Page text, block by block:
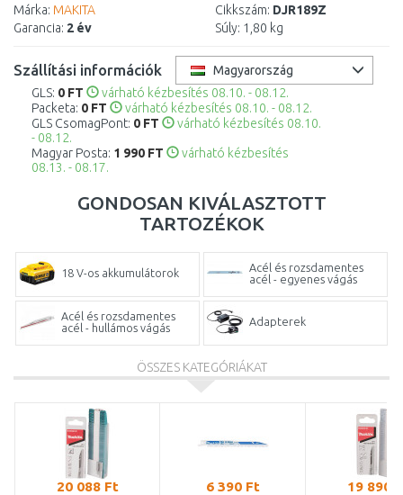
Márka: MAKITA
Garancia: 2 év
Cikkszám: DJR189Z
Súly: 1,80 kg
Szállítási információk
Magyarország
GLS: 0 FT
várható kézbesítés 08.10. - 08.12.
Packeta: 0 FT
várható kézbesítés 08.10. - 08.12.
GLS CsomagPont: 0 FT
várható kézbesítés 08.10.
- 08.12.
Magyar Posta: 1 990 FT
várható kézbesítés
08.13. - 08.17.
GONDOSAN KIVÁLASZTOTT
TARTOZÉKOK
18 V-os akkumulátorok
Acél és rozsdamentes
acél - egyenes vágás
Acél és rozsdamentes
acél - hullámos vágás
Adapterek
Akkumulátor és töltő
szettek
Akkumulátor töltők
Akkumulátortöltő
Fa és műanyag - durva
Fa és műanyag - hullámos
vágás
Fa, építési fa és edzett
ÖSSZES KATEGÓRIÁKAT
20 088 Ft 6 390 Ft 19 890